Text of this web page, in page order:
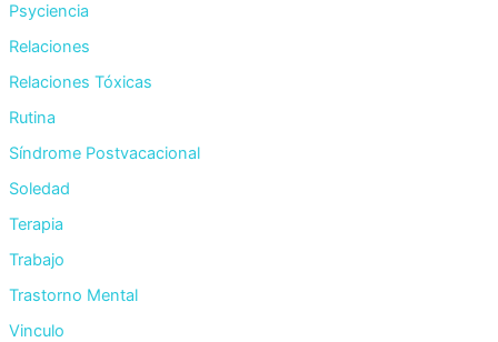
Psyciencia
Relaciones
Relaciones Tóxicas
Rutina
Síndrome Postvacacional
Soledad
Terapia
Trabajo
Trastorno Mental
Vinculo